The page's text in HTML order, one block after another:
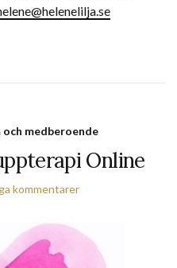
och medberoende
Online
kommentarer